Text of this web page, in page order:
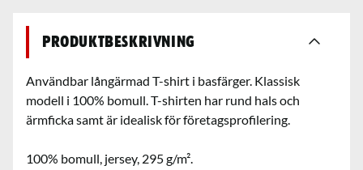
Produktbeskrivning
Användbar långärmad T-shirt i basfärger. Klassisk
modell i 100% bomull. T-shirten har rund hals och
ärmficka samt är idealisk för företagsprofilering.
100% bomull, jersey, 295 g/m².